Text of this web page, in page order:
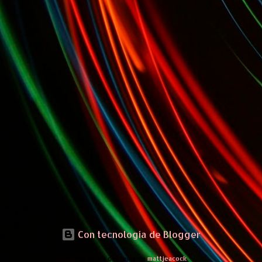
Con tecnología de Blogger
Imágenes del tema demattjeacock